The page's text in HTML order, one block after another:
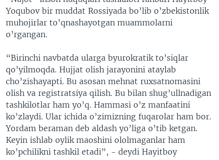
Yoqubov bir muddat Rossiyada bo’lib o’zbekistonlik
muhojirlar to’qnashayotgan muammolarni
o’rgangan.
“Birinchi navbatda ularga byurokratik to’siqlar
qo’yilmoqda. Hujjat olish jarayonini ataylab
cho’zishayapti. Bu asosan mehnat ruxsatnomasini
olish va registratsiya qilish. Bu bilan shug’ullnadigan
tashkilotlar ham yo’q. Hammasi o’z manfaatini
ko’zlaydi. Ular ichida o’zimizning fuqarolar ham bor.
Yordam beraman deb aldash yo’liga o’tib ketgan.
Keyin ishlab oylik maoshini ololmaganlar ham
ko’pchilikni tashkil etadi”, - deydi Hayitboy